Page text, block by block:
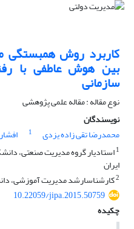
کاربرد روش همبستگی
بین هوش عاطفی با
سازمانی
نوع مقاله : مقاله علمی پژوهشی
نویسندگان
محمدرضا تقی زاده یزدی
1
1استادیار گروه مدیریت صنعتی،
ایران
2کارشناس‎ارشد مدیریت آموزشی، دانشگاه ارومیه، ارومیه، ایران
10.22059/jipa.2015.50759
چکیده